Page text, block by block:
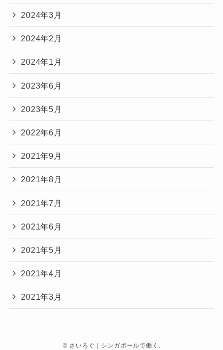
2024年3月
2024年2月
2024年1月
2023年6月
2023年5月
2022年6月
2021年9月
2021年8月
2021年7月
2021年6月
2021年5月
2021年4月
2021年3月
© さいろぐ｜シンガポールで働く.